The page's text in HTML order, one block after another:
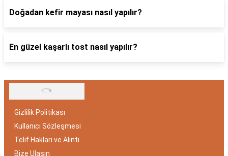
Doğadan kefir mayası nasıl yapılır?
En güzel kaşarlı tost nasıl yapılır?
Gizlilik Politikası
Kullanıcı Sözleşmesi
Telif Hakları ve Alıntı
Bize Ulaşın